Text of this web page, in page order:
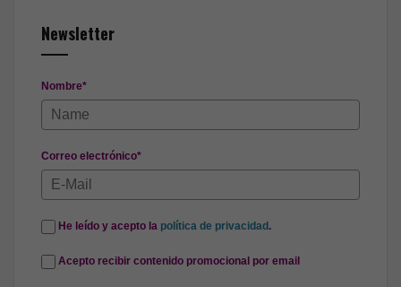
Newsletter
Nombre*
Correo electrónico*
He leído y acepto la política de privacidad .
Acepto recibir contenido promocional por email